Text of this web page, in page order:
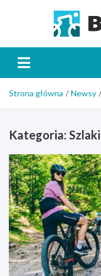
Strona główna Newsy
Kategoria: